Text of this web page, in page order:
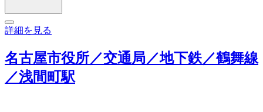
詳細を見る
名古屋市役所／交通局／地下鉄／鶴舞線
／浅間町駅